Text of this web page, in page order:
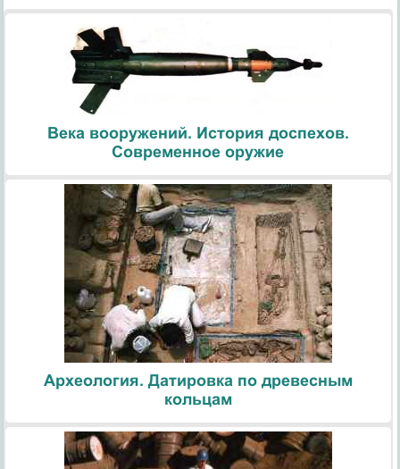
Века вооружений. История доспехов.
Современное оружие
Археология. Датировка по древесным
кольцам